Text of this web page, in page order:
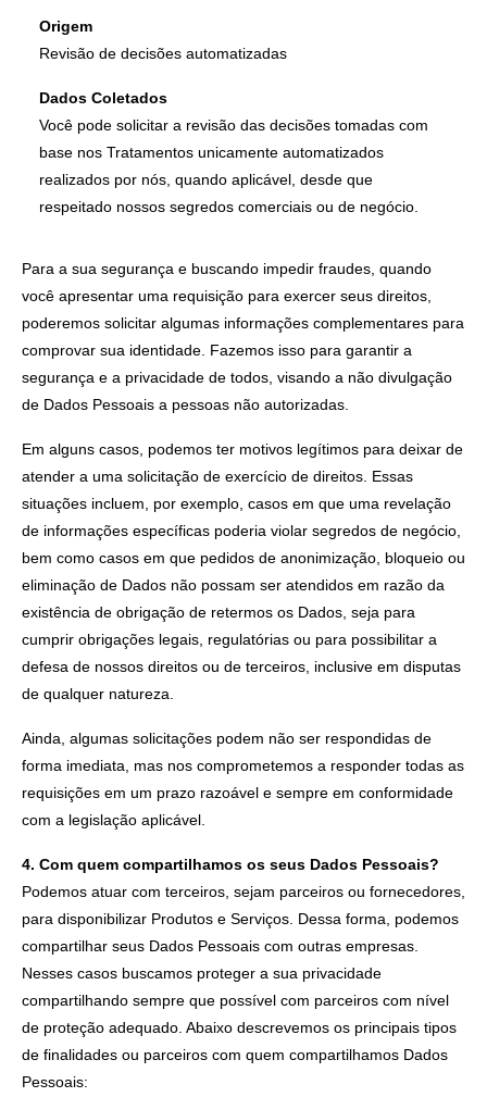
Origem
Revisão de decisões automatizadas
Dados Coletados
Você pode solicitar a revisão das decisões tomadas com
base nos Tratamentos unicamente automatizados
realizados por nós, quando aplicável, desde que
respeitado nossos segredos comerciais ou de negócio.
Para a sua segurança e buscando impedir fraudes, quando
você apresentar uma requisição para exercer seus direitos,
poderemos solicitar algumas informações complementares para
comprovar sua identidade. Fazemos isso para garantir a
segurança e a privacidade de todos, visando a não divulgação
de Dados Pessoais a pessoas não autorizadas.
Em alguns casos, podemos ter motivos legítimos para deixar de
atender a uma solicitação de exercício de direitos. Essas
situações incluem, por exemplo, casos em que uma revelação
de informações específicas poderia violar segredos de negócio,
bem como casos em que pedidos de anonimização, bloqueio ou
eliminação de Dados não possam ser atendidos em razão da
existência de obrigação de retermos os Dados, seja para
cumprir obrigações legais, regulatórias ou para possibilitar a
defesa de nossos direitos ou de terceiros, inclusive em disputas
de qualquer natureza.
Ainda, algumas solicitações podem não ser respondidas de
forma imediata, mas nos comprometemos a responder todas as
requisições em um prazo razoável e sempre em conformidade
com a legislação aplicável.
4. Com quem compartilhamos os seus Dados Pessoais?
Podemos atuar com terceiros, sejam parceiros ou fornecedores,
para disponibilizar Produtos e Serviços. Dessa forma, podemos
compartilhar seus Dados Pessoais com outras empresas.
Nesses casos buscamos proteger a sua privacidade
compartilhando sempre que possível com parceiros com nível
de proteção adequado. Abaixo descrevemos os principais tipos
de finalidades ou parceiros com quem compartilhamos Dados
Pessoais: